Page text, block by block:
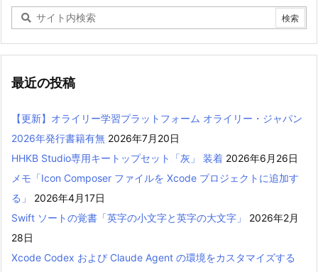
最近の投稿
【更新】オライリー学習プラットフォーム オライリー・ジャパン
2026年発行書籍有無 2026年7月20日
HHKB Studio専用キートップセット「灰」 装着 2026年6月26日
メモ「Icon Composer ファイルを Xcode プロジェクトに追加す
る」
2026年4月17日
Swift ソートの覚書「英字の小文字と英字の大文字」
2026年2月
28日
Xcode Codex および Claude Agent の環境をカスタマイズする